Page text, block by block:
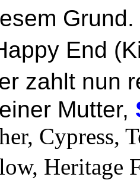
End
zahlt
Mutter,
Cypress,
Heritage